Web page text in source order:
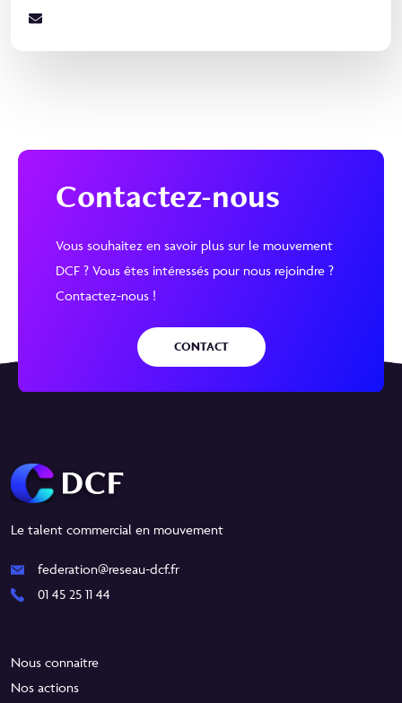
Contactez-nous
Vous souhaitez en savoir plus sur le mouvement
DCF ? Vous êtes intéressés pour nous rejoindre ?
Contactez-nous !
CONTACT
Le talent commercial en mouvement
federation@reseau-dcf.fr
01 45 25 11 44
Nous connaitre
Nos actions